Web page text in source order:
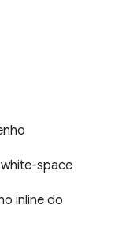
space
inline do